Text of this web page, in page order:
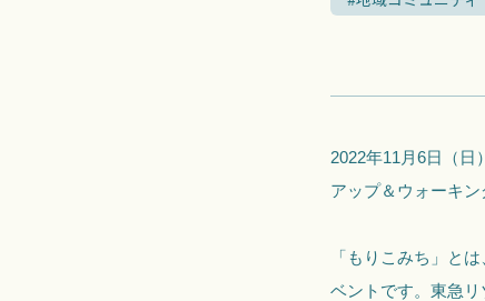
2022年11月6日（
アップ＆ウォーキン
「もりこみち」と
ベントです。東急